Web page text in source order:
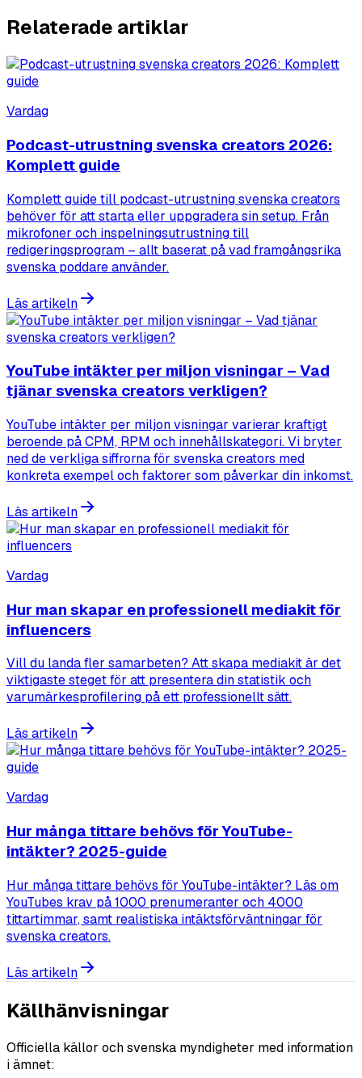
Relaterade artiklar
Vardag
Podcast-utrustning svenska creators 2026:
Komplett guide
Komplett guide till podcast-utrustning svenska creators
behöver för att starta eller uppgradera sin setup. Från
mikrofoner och inspelningsutrustning till
redigeringsprogram – allt baserat på vad framgångsrika
svenska poddare använder.
Läs artikeln
YouTube intäkter per miljon visningar – Vad
tjänar svenska creators verkligen?
YouTube intäkter per miljon visningar varierar kraftigt
beroende på CPM, RPM och innehållskategori. Vi bryter
ned de verkliga siffrorna för svenska creators med
konkreta exempel och faktorer som påverkar din inkomst.
Läs artikeln
Vardag
Hur man skapar en professionell mediakit för
influencers
Vill du landa fler samarbeten? Att skapa mediakit är det
viktigaste steget för att presentera din statistik och
varumärkesprofilering på ett professionellt sätt.
Läs artikeln
Vardag
Hur många tittare behövs för YouTube-
intäkter? 2025-guide
Hur många tittare behövs för YouTube-intäkter? Läs om
YouTubes krav på 1000 prenumeranter och 4000
tittartimmar, samt realistiska intäktsförväntningar för
svenska creators.
Läs artikeln
Källhänvisningar
Officiella källor och svenska myndigheter med information
i ämnet: